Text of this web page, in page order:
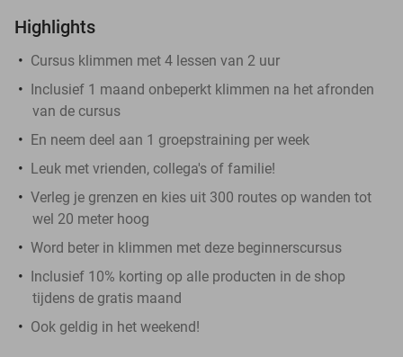
Highlights
Cursus klimmen met 4 lessen van 2 uur
Inclusief 1 maand onbeperkt klimmen na het afronden
van de cursus
En neem deel aan 1 groepstraining per week
Leuk met vrienden, collega's of familie!
Verleg je grenzen en kies uit 300 routes op wanden tot
wel 20 meter hoog
Word beter in klimmen met deze beginnerscursus
Inclusief 10% korting op alle producten in de shop
tijdens de gratis maand
Ook geldig in het weekend!